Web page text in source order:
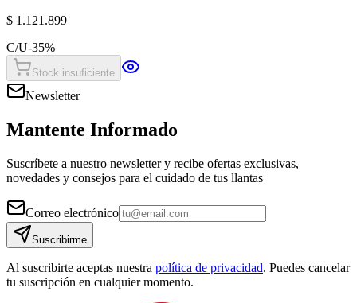
$ 1.121.899
C/U-35%
Stock insuficiente
Newsletter
Mantente Informado
Suscríbete a nuestro newsletter y recibe ofertas exclusivas,
novedades y consejos para el cuidado de tus llantas
Correo electrónico
Suscribirme
Al suscribirte aceptas nuestra política de privacidad. Puedes cancelar
tu suscripción en cualquier momento.